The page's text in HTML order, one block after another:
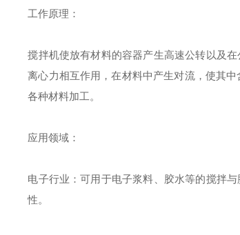
工作原理：
搅拌机使放有材料的容器产生高速公转以及
离心力相互作用，在材料中产生对流，使其
各种材料加工。
应用领域：
电子行业：可用于电子浆料、胶水等的搅拌
性。